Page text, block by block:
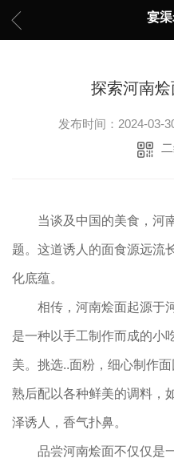
宴
探索河南
发布时间：2024-03-
当谈及中国的美食，河
题。这道诱人的面食源远流
化底蕴。
相传，河南烩面起源于
是一种以手工制作而成的小
美。挑选..面粉，细心制作
熟后配以各种鲜美的调料，
泽诱人，香气扑鼻。
品尝河南烩面不仅仅是